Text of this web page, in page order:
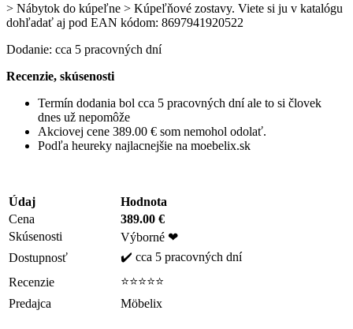
> Nábytok do kúpeľne > Kúpeľňové zostavy. Viete si ju v katalógu
dohľadať aj pod EAN kódom: 8697941920522
Dodanie: cca 5 pracovných dní
Recenzie, skúsenosti
Termín dodania bol cca 5 pracovných dní ale to si človek
dnes už nepomôže
Akciovej cene 389.00 € som nemohol odolať.
Podľa heureky najlacnejšie na moebelix.sk
Údaj
Hodnota
Cena
389.00 €
Skúsenosti
Výborné ❤
Dostupnosť
✔️ cca 5 pracovných dní
Recenzie
⭐⭐⭐⭐⭐
Predajca
Möbelix